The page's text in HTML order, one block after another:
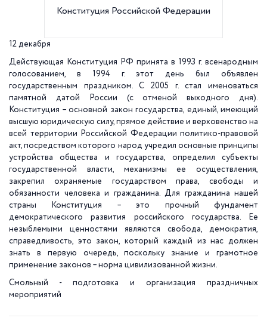
Конституция Российской Федерации
12 декабря
Действующая Конституция РФ принята в 1993 г. всенародным
голосованием, в 1994 г. этот день был объявлен
государственным праздником. С 2005 г. стал именоваться
памятной датой России (с отменой выходного дня).
Конституция – основной закон государства, единый, имеющий
высшую юридическую силу, прямое действие и верховенство на
всей территории Российской Федерации политико-правовой
акт, посредством которого народ учредил основные принципы
устройства общества и государства, определил субъекты
государственной власти, механизмы ее осуществления,
закрепил охраняемые государством права, свободы и
обязанности человека и гражданина. Для гражданина нашей
страны Конституция – это прочный фундамент
демократического развития российского государства. Ее
незыблемыми ценностями являются свобода, демократия,
справедливость, это закон, который каждый из нас должен
знать в первую очередь, поскольку знание и грамотное
применение законов – норма цивилизованной жизни.
Смольный - подготовка и организация праздничных
мероприятий